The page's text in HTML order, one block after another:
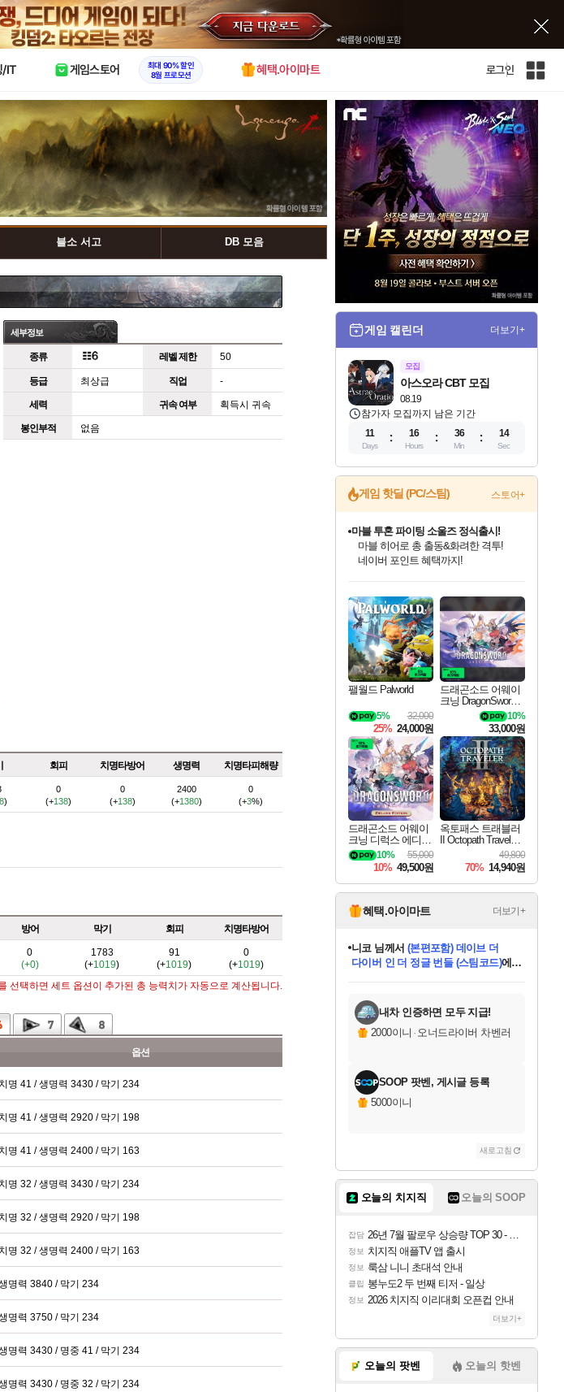
X
/IT 게임스토어
최대 90% 할인
8월 프로모션
혜택.아이마트 로그인
인
전
체
사
블소 서고 DB 모음
세부정보
종류 레벨 제한 50
등급 최상급 직업 -
세력 귀속 여부 획득시 귀속
봉인부적 없음
회피 치명타방어 생명력 치명타피해량
)
0
(+138)
0
(+138)
2400
(+1380)
0
(+3%)
방어 막기 회피 치명타방어
0
(+0)
1783
(+1019)
91
(+1019)
0
(+1019)
선택하면 세트 옵션이 추가된 총 능력치가 자동으로 계산됩니다.
옵션
치명 41 / 생명력 3430 / 막기 234
치명 41 / 생명력 2920 / 막기 198
치명 41 / 생명력 2400 / 막기 163
치명 32 / 생명력 3430 / 막기 234
치명 32 / 생명력 2920 / 막기 198
치명 32 / 생명력 2400 / 막기 163
명력 3840 / 막기 234
명력 3750 / 막기 234
명력 3430 / 명중 41 / 막기 234
명력 3430 / 명중 32 / 막기 234
게임 캘린더 더보기+
모집
08.19
아스오라 CBT 모집
참가자 모집까지 남은 기간
11
Days
16
Hours
36
Min
13
Sec
게임 핫딜 (PC/스팀) 스토어+
최대 90% 할인가를 만나보세요!
네이버혜택과 함께 만나보세요!
50%할인&추가 적립까지!
마블 투혼 파이팅 소울즈 정식출시!
마블 히어로 총 출동&화려한 격투!
네이버 포인트 혜택까지!
귀무자: 검의 길 예약 판매 중!
10% 할인과
이니&베니 혜택까지!
네이버 혜택가와 함께 예약하세요!
할인&네이버혜택으로 만나보세요!
네이버페이 혜택과 만나보세요!
40주년 프로모션으로 만나보세요!
할인가에 만나보세요!
일부 에디션 상시 할인!
혜택으로 예약 판매 중
편안하게 충전하세요
팰월드 Palworld
32,000
5%
25% 24,000원
드래곤소드 어웨이
크닝 DragonSword A
10%
33,000원
드래곤소드 어웨이
크닝 디럭스 에디션
DragonSword Awake
ning Deluxe Edition
55,000
10%
10% 49,500원
옥토패스 트래블러
II Octopath Traveler I
49,800
70% 14,940원
혜택.아이마트 더보기+
교환.
당첨되셨습니다.
니코님께서 (본편포함) 데이브 더
다이버 인 더 정글 번들 (스팀코드)에
당첨되셨습니다.
당첨되셨습니다.
당첨되셨습니다.
당첨되셨습니다.
당첨되셨습니다.
에디션 (스팀코드)를 교환.
당첨되셨습니다.
내차 인증하면 모두 지급!
2000이니 · 오너드라이버 차벤러
SOOP 팟벤, 게시글 등록
5000이니
새로고침
오늘의 치지직 오늘의 SOOP
잡담 26년 7월 팔로우 상승량 TOP 30 - 월간 치지직
정보 치지직 애플TV 앱 출시
정보 룩삼 니니 초대석 안내
클립 봉누도2 두 번째 티저 - 일상
정보 2026 치지직 이리대회 오픈컵 안내
더보기+
오늘의 팟벤 오늘의 핫벤